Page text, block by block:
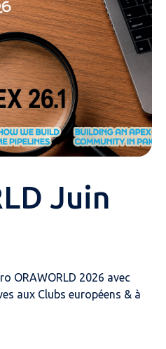
Juin
ORAWORLD 2026 avec
aux Clubs européens & à